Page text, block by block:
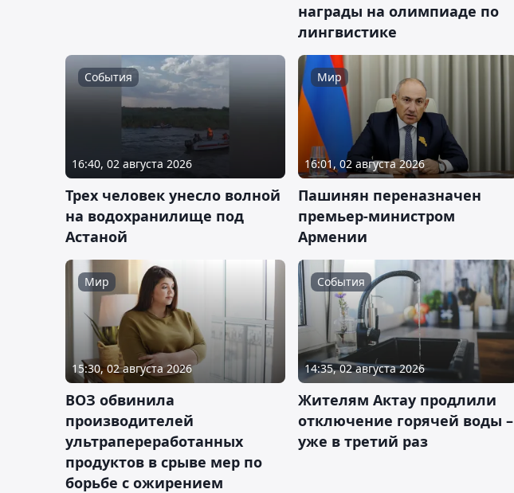
награды на олимпиаде по
лингвистике
События
16:40, 02 августа 2026
Трех человек унесло волной
на водохранилище под
Астаной
Мир
16:01, 02 августа 2026
Пашинян переназначен
премьер-министром
Армении
Мир
15:30, 02 августа 2026
ВОЗ обвинила
производителей
ультрапереработанных
продуктов в срыве мер по
борьбе с ожирением
События
14:35, 02 августа 2026
Жителям Актау продлили
отключение горячей воды –
уже в третий раз